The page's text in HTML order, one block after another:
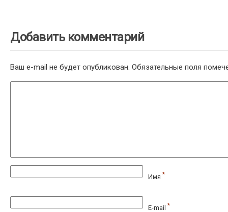
Добавить комментарий
Ваш e-mail не будет опубликован. Обязательные поля
Имя *
E-mail *